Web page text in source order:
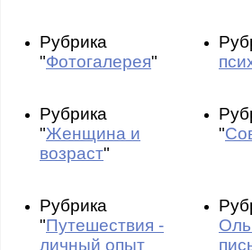
Рубрика
"Фотогалерея"
Рубрика
"Женщина и
возраст"
"
Рубрика
"Путешествия -
личный опыт